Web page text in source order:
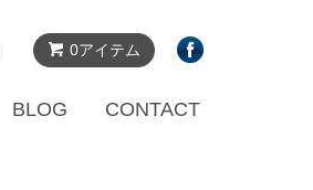
0アイテム
BLOG CONTACT